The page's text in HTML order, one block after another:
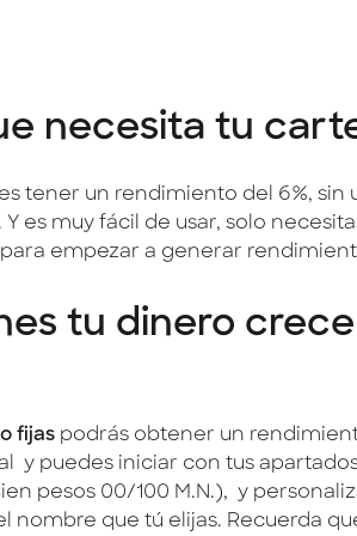
necesita tu
tener un rendimiento del 6%, sin
es muy fácil de usar, solo
empezar a generar
tu dinero
fijas podrás obtener un
y puedes iniciar con tus
pesos 00/100 M.N.), y
nombre que tú elijas. Recuerda